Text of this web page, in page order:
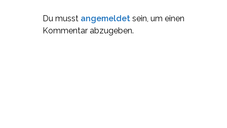
Du musst angemeldet sein, um einen
Kommentar abzugeben.